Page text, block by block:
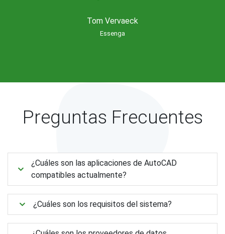
Tom Vervaeck
Essenga
Preguntas Frecuentes
¿Cuáles son las aplicaciones de AutoCAD
compatibles actualmente?
¿Cuáles son los requisitos del sistema?